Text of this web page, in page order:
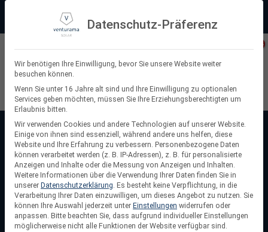
springen
+49 (0) 64 64 37 19 5 - 0
Suchen
nach:
Komplettsets mit Speicher:
Datenschutz-Präferenz
Wir benötigen Ihre Einwilligung, bevor Sie unsere Website weiter
besuchen können.
Wenn Sie unter 16 Jahre alt sind und Ihre Einwilligung zu optionalen
Services geben möchten, müssen Sie Ihre Erziehungsberechtigten um
Erlaubnis bitten.
Wir verwenden Cookies und andere Technologien auf unserer Website.
Einige von ihnen sind essenziell, während andere uns helfen, diese
Website und Ihre Erfahrung zu verbessern. Personenbezogene Daten
können verarbeitet werden (z. B. IP-Adressen), z. B. für personalisierte
Anzeigen und Inhalte oder die Messung von Anzeigen und Inhalten.
Weitere Informationen über die Verwendung Ihrer Daten finden Sie in
unserer Datenschutzerklärung. Es besteht keine Verpflichtung, in die
Verarbeitung Ihrer Daten einzuwilligen, um dieses Angebot zu nutzen. Sie
können Ihre Auswahl jederzeit unter Einstellungen widerrufen oder
anpassen. Bitte beachten Sie, dass aufgrund individueller Einstellungen
möglicherweise nicht alle Funktionen der Website verfügbar sind.